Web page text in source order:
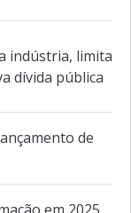
indústria, limita
dívida pública
de